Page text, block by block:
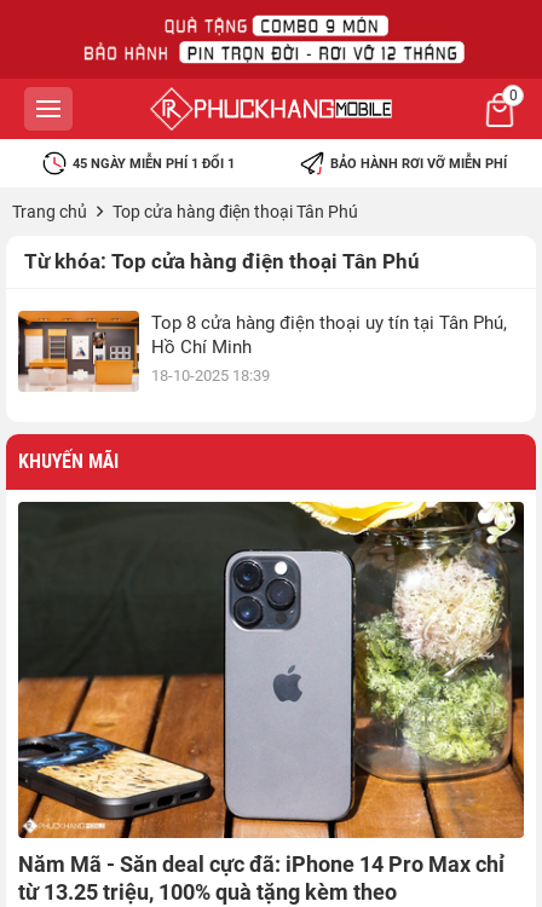
0
45 NGÀY MIỄN PHÍ 1 ĐỔI 1 BẢO HÀNH RƠI VỠ MIỄN PHÍ
Trang chủ Top cửa hàng điện thoại Tân Phú
Từ khóa: Top cửa hàng điện thoại Tân Phú
Top 8 cửa hàng điện thoại uy tín tại Tân Phú,
Hồ Chí Minh
18-10-2025 18:39
KHUYẾN MÃI
Năm Mã - Săn deal cực đã: iPhone 14 Pro Max chỉ
từ 13.25 triệu, 100% quà tặng kèm theo